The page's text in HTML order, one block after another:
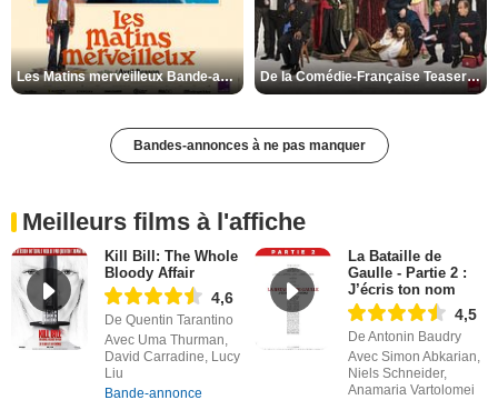
Les Matins merveilleux Bande-annonce VF De la Comédie-Française Teaser VF
Bandes-annonces à ne pas manquer
Meilleurs films à l'affiche
Kill Bill: The Whole
Bloody Affair
4,6
De Quentin Tarantino
Avec Uma Thurman,
David Carradine, Lucy
Liu
Bande-annonce
La Bataille de
Gaulle - Partie 2 :
J’écris ton nom
4,5
De Antonin Baudry
Avec Simon Abkarian,
Niels Schneider,
Anamaria Vartolomei